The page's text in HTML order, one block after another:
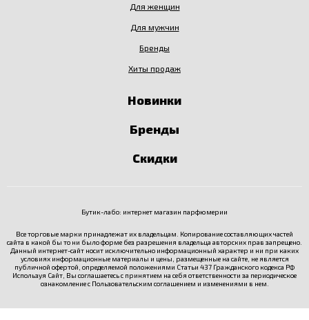
Для женщин
Для мужчин
Бренды
Хиты продаж
Новинки
Бренды
Скидки
Бутик-лабо: интернет магазин парфюмерии
Все торговые марки принадлежат их владельцам. Копирование составляющих частей
сайта в какой бы то ни было форме без разрешения владельца авторских прав запрещено.
Данный интернет-сайт носит исключительно информационный характер и ни при каких
условиях информационные материалы и цены, размещенные на сайте, не является
публичной офертой, определяемой положениями Статьи 437 Гражданского кодекса РФ
Используя Сайт, Вы соглашаетесь с принятием на себя ответственности за периодическое
ознакомление с Пользовательским соглашением и изменениями в нем.